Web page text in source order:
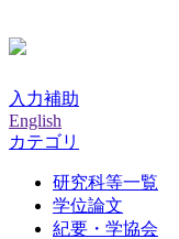
入力補助
English
カテゴリ
研究科等一覧
学位論文
紀要・学協会